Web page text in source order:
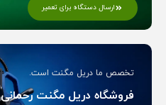
ارسال دستگاه برای تعمیر
تخصص ما دریل مگنت است.
فروشگاه دریل مگنت رحمانی